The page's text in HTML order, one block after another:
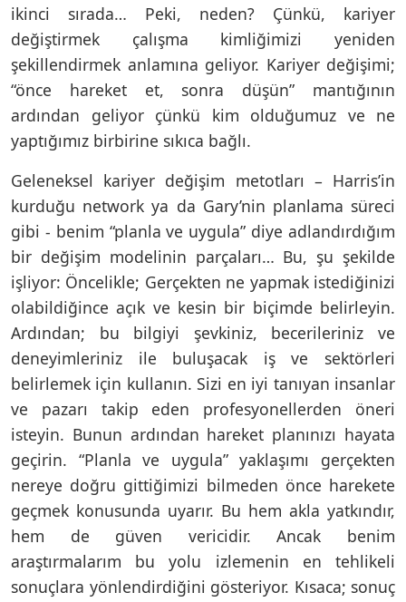
ikinci sırada… Peki, neden? Çünkü, kariyer
değiştirmek çalışma kimliğimizi yeniden
şekillendirmek anlamına geliyor. Kariyer değişimi;
“önce hareket et, sonra düşün” mantığının
ardından geliyor çünkü kim olduğumuz ve ne
yaptığımız birbirine sıkıca bağlı.
Geleneksel kariyer değişim metotları – Harris’in
kurduğu network ya da Gary’nin planlama süreci
gibi - benim “planla ve uygula” diye adlandırdığım
bir değişim modelinin parçaları… Bu, şu şekilde
işliyor: Öncelikle; Gerçekten ne yapmak istediğinizi
olabildiğince açık ve kesin bir biçimde belirleyin.
Ardından; bu bilgiyi şevkiniz, becerileriniz ve
deneyimleriniz ile buluşacak iş ve sektörleri
belirlemek için kullanın. Sizi en iyi tanıyan insanlar
ve pazarı takip eden profesyonellerden öneri
isteyin. Bunun ardından hareket planınızı hayata
geçirin. “Planla ve uygula” yaklaşımı gerçekten
nereye doğru gittiğimizi bilmeden önce harekete
geçmek konusunda uyarır. Bu hem akla yatkındır,
hem de güven vericidir. Ancak benim
araştırmalarım bu yolu izlemenin en tehlikeli
sonuçlara yönlendirdiğini gösteriyor. Kısaca; sonuç